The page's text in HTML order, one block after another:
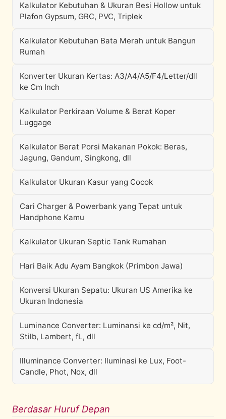
Kalkulator Kebutuhan & Ukuran Besi Hollow untuk
Plafon Gypsum, GRC, PVC, Triplek
Kalkulator Kebutuhan Bata Merah untuk Bangun
Rumah
Konverter Ukuran Kertas: A3/A4/A5/F4/Letter/dll
ke Cm Inch
Kalkulator Perkiraan Volume & Berat Koper
Luggage
Kalkulator Berat Porsi Makanan Pokok: Beras,
Jagung, Gandum, Singkong, dll
Kalkulator Ukuran Kasur yang Cocok
Cari Charger & Powerbank yang Tepat untuk
Handphone Kamu
Kalkulator Ukuran Septic Tank Rumahan
Hari Baik Adu Ayam Bangkok (Primbon Jawa)
Konversi Ukuran Sepatu: Ukuran US Amerika ke
Ukuran Indonesia
Luminance Converter: Luminansi ke cd/m², Nit,
Stilb, Lambert, fL, dll
Illuminance Converter: Iluminasi ke Lux, Foot-
Candle, Phot, Nox, dll
Berdasar Huruf Depan